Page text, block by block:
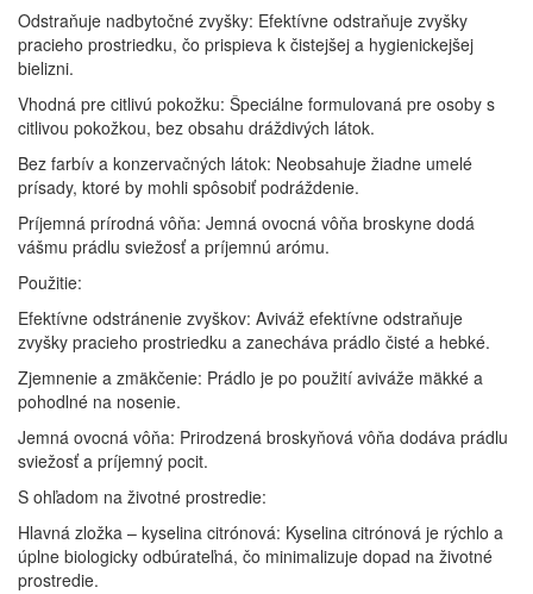
Odstraňuje nadbytočné zvyšky: Efektívne odstraňuje zvyšky
pracieho prostriedku, čo prispieva k čistejšej a hygienickejšej
bielizni.
Vhodná pre citlivú pokožku: Špeciálne formulovaná pre osoby s
citlivou pokožkou, bez obsahu dráždivých látok.
Bez farbív a konzervačných látok: Neobsahuje žiadne umelé
prísady, ktoré by mohli spôsobiť podráždenie.
Príjemná prírodná vôňa: Jemná ovocná vôňa broskyne dodá
vášmu prádlu sviežosť a príjemnú arómu.
Použitie:
Efektívne odstránenie zvyškov: Aviváž efektívne odstraňuje
zvyšky pracieho prostriedku a zanecháva prádlo čisté a hebké.
Zjemnenie a zmäkčenie: Prádlo je po použití aviváže mäkké a
pohodlné na nosenie.
Jemná ovocná vôňa: Prirodzená broskyňová vôňa dodáva prádlu
sviežosť a príjemný pocit.
S ohľadom na životné prostredie:
Hlavná zložka – kyselina citrónová: Kyselina citrónová je rýchlo a
úplne biologicky odbúrateľná, čo minimalizuje dopad na životné
prostredie.